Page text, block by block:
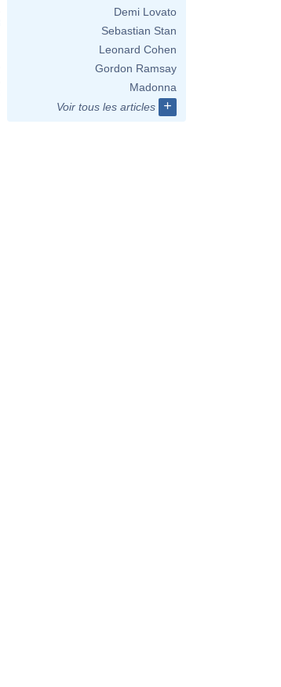
Demi Lovato
Sebastian Stan
Leonard Cohen
Gordon Ramsay
Madonna
Voir tous les articles
+